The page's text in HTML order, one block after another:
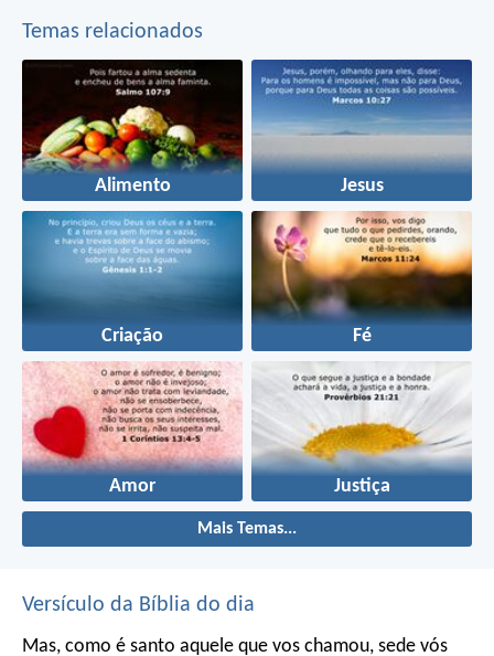
Temas relacionados
Alimento Jesus
Criação Fé
Amor Justiça
Mais Temas...
Versículo da Bíblia do dia
Mas, como é santo aquele que vos chamou, sede vós